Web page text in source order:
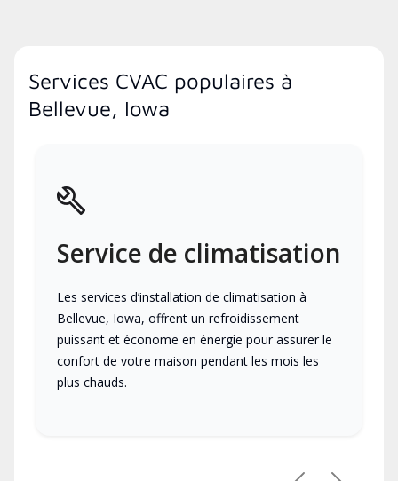
Services CVAC populaires à
Bellevue, Iowa
Service de climatisation
Les services d’installation de climatisation à
Bellevue, Iowa, offrent un refroidissement
puissant et économe en énergie pour assurer le
confort de votre maison pendant les mois les
plus chauds.